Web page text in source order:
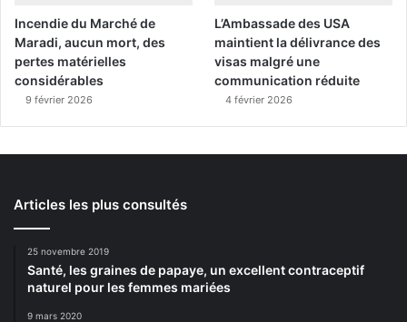
Incendie du Marché de
Maradi, aucun mort, des
pertes matérielles
considérables
9 février 2026
L’Ambassade des USA
maintient la délivrance des
visas malgré une
communication réduite
4 février 2026
Articles les plus consultés
25 novembre 2019
Santé, les graines de papaye, un excellent contraceptif
naturel pour les femmes mariées
9 mars 2020